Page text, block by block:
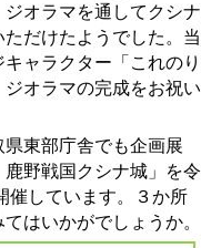
オラマを通してクシナ
だけたようでした。当
ャラクター「これのり
ジオラマの完成をお祝い
東部庁舎でも企画展
野戦国クシナ城」を令
催しています。３か所
はいかがでしょうか。